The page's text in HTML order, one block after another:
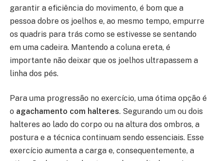
garantir a eficiência do movimento, é bom que a
pessoa dobre os joelhos e, ao mesmo tempo, empurre
os quadris para trás como se estivesse se sentando
em uma cadeira. Mantendo a coluna ereta, é
importante não deixar que os joelhos ultrapassem a
linha dos pés.
Para uma progressão no exercício, uma ótima opção é
o agachamento com halteres. Segurando um ou dois
halteres ao lado do corpo ou na altura dos ombros, a
postura e a técnica continuam sendo essenciais. Esse
exercício aumenta a carga e, consequentemente, a